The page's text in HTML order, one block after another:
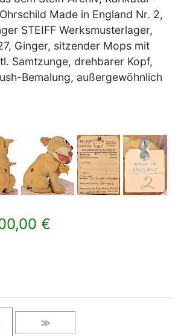
Made in England Nr. 2,
STEIFF Werksmusterlager,
Ginger, sitzender Mops mit
Samtzunge, drehbarer Kopf,
Bemalung, außergewöhnlich
€
≫